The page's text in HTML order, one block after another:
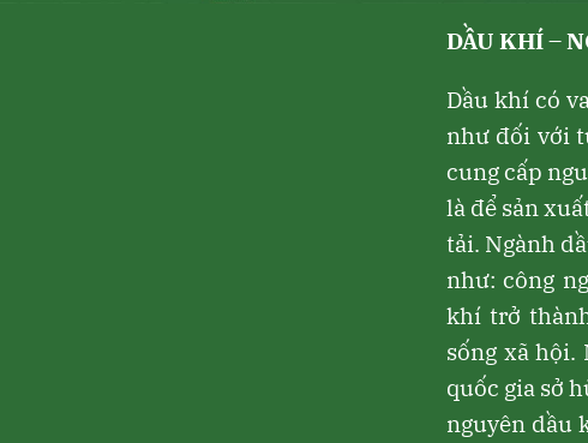
DẦU KHÍ –
Dầu khí có
như đối với
cung cấp
là để sản
tải. Ngành
như: công
khí trở
sống xã hội.
quốc gia sở
nguyên dầu